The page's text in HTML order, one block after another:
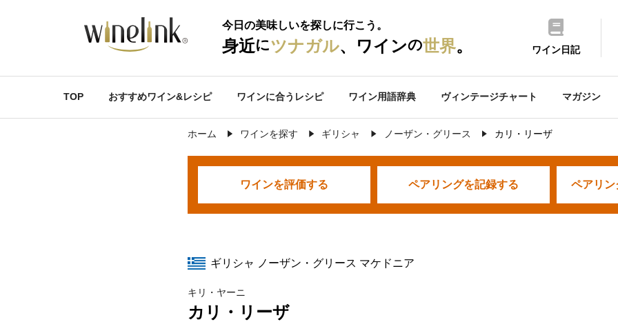
今日の美味しいを探しに行こう。
身近にツナガル、ワインの世界。 ワイン日記
TOP おすすめワイン&レシピ ワインに合うレシピ ワイン用語辞典 ヴィンテージチャート マガジン
ホーム ワインを探す ギリシャ ノーザン・グリース カリ・リーザ
ワインを評価する ペアリングを記録する ペアリン
ギリシャ ノーザン・グリース マケドニア
キリ・ヤーニ
カリ・リーザ